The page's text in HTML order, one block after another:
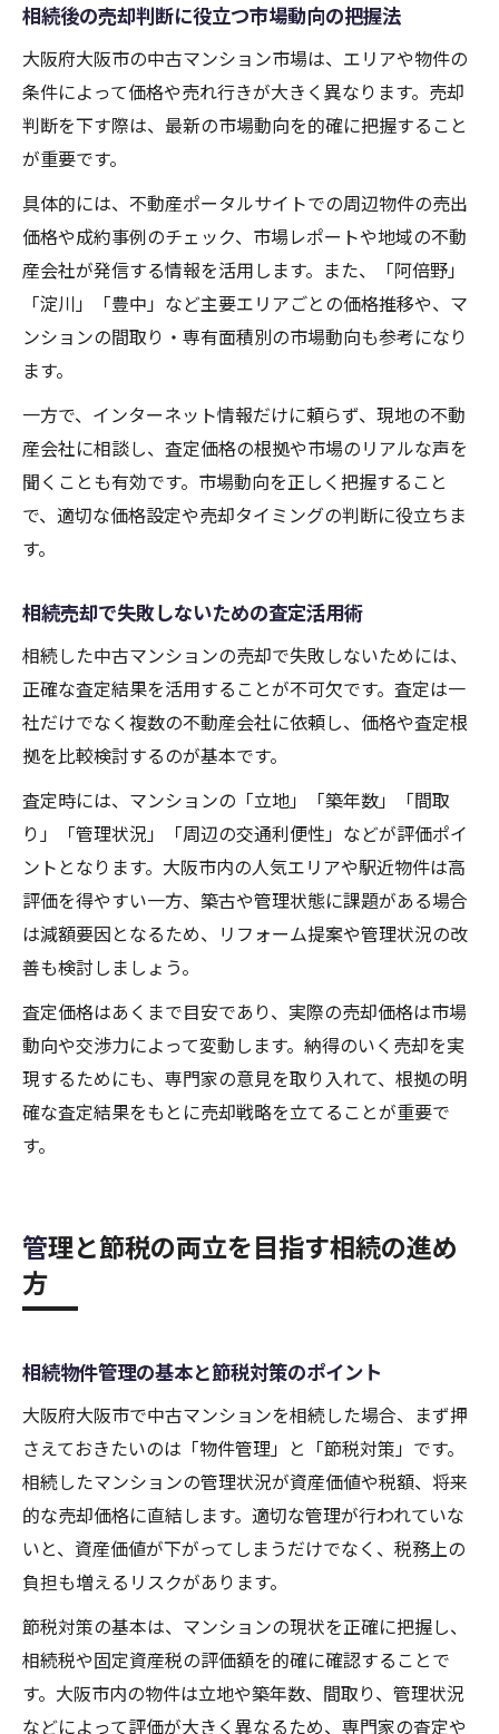
相続後の売却判断に役立つ市場動向の把握法
大阪府大阪市の中古マンション市場は、エリアや物件の
条件によって価格や売れ行きが大きく異なります。売却
判断を下す際は、最新の市場動向を的確に把握すること
が重要です。
具体的には、不動産ポータルサイトでの周辺物件の売出
価格や成約事例のチェック、市場レポートや地域の不動
産会社が発信する情報を活用します。また、「阿倍野」
「淀川」「豊中」など主要エリアごとの価格推移や、マ
ンションの間取り・専有面積別の市場動向も参考になり
ます。
一方で、インターネット情報だけに頼らず、現地の不動
産会社に相談し、査定価格の根拠や市場のリアルな声を
聞くことも有効です。市場動向を正しく把握すること
で、適切な価格設定や売却タイミングの判断に役立ちま
す。
相続売却で失敗しないための査定活用術
相続した中古マンションの売却で失敗しないためには、
正確な査定結果を活用することが不可欠です。査定は一
社だけでなく複数の不動産会社に依頼し、価格や査定根
拠を比較検討するのが基本です。
査定時には、マンションの「立地」「築年数」「間取
り」「管理状況」「周辺の交通利便性」などが評価ポイ
ントとなります。大阪市内の人気エリアや駅近物件は高
評価を得やすい一方、築古や管理状態に課題がある場合
は減額要因となるため、リフォーム提案や管理状況の改
善も検討しましょう。
査定価格はあくまで目安であり、実際の売却価格は市場
動向や交渉力によって変動します。納得のいく売却を実
現するためにも、専門家の意見を取り入れて、根拠の明
確な査定結果をもとに売却戦略を立てることが重要で
す。
管理と節税の両立を目指す相続の進め
方
相続物件管理の基本と節税対策のポイント
大阪府大阪市で中古マンションを相続した場合、まず押
さえておきたいのは「物件管理」と「節税対策」です。
相続したマンションの管理状況が資産価値や税額、将来
的な売却価格に直結します。適切な管理が行われていな
いと、資産価値が下がってしまうだけでなく、税務上の
負担も増えるリスクがあります。
節税対策の基本は、マンションの現状を正確に把握し、
相続税や固定資産税の評価額を的確に確認することで
す。大阪市内の物件は立地や築年数、間取り、管理状況
などによって評価が大きく異なるため、専門家の査定や